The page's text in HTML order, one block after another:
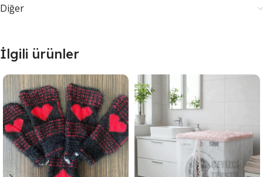
Diğer
İlgili ürünler